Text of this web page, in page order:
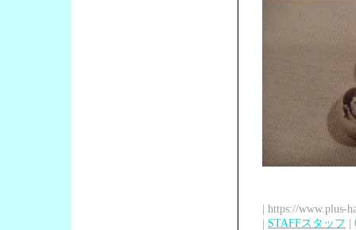
| https://www.plus-
| STAFFスタッフ |